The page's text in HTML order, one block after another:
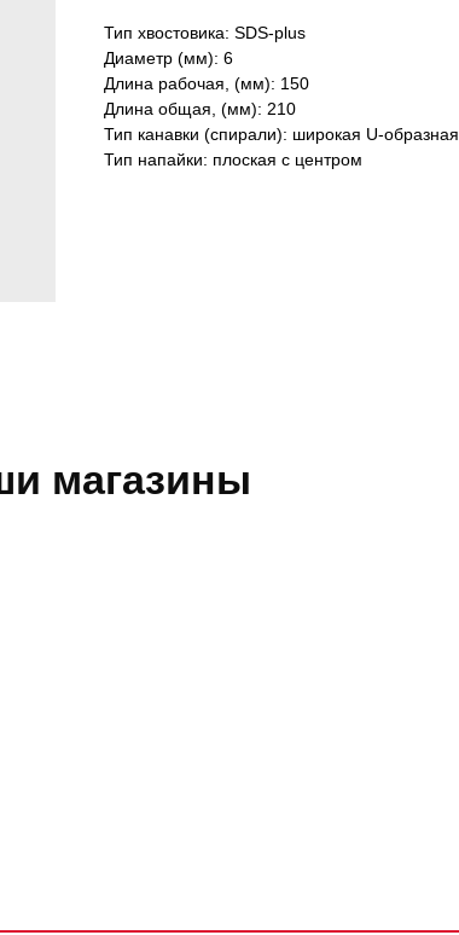
Тип хвостовика: SDS-plus
Диаметр (мм): 6
Длина рабочая, (мм): 150
Длина общая, (мм): 210
Тип канавки (спирали): широкая U-образная
Тип напайки: плоская с центром
магазины